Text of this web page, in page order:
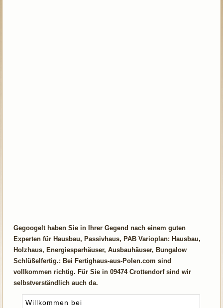
Gegoogelt haben Sie in Ihrer Gegend nach einem guten
Experten für Hausbau, Passivhaus, PAB Varioplan: Hausbau,
Holzhaus, Energiesparhäuser, Ausbauhäuser, Bungalow
Schlüßelfertig.: Bei Fertighaus-aus-Polen.com sind
vollkommen richtig. Für Sie in 09474 Crottendorf sind wir
selbstverständlich auch da.
Willkommen bei